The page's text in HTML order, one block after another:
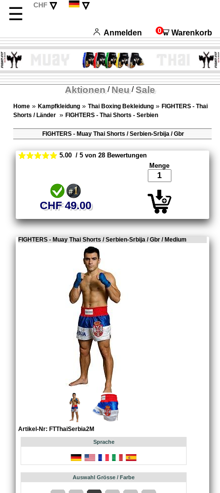
☰ CHF ▿ ▿
Italiano
Español
Anmelden 0 Warenkorb
Aktionen/ Neu/Sale
Home »Kampfkleidung »Thai Boxing Bekleidung »FIGHTERS - Thai
Shorts / Länder »FIGHTERS - Thai Shorts - Serbien
FIGHTERS - Muay Thai Shorts / Serbien-Srbija / Gbr
5.00 / 5 von 28 Bewertungen
CHF 49.00
Menge
FIGHTERS - Muay Thai Shorts / Serbien-Srbija / Gbr / Medium
Artikel-Nr: FTThaiSerbia2M
Sprache
Auswahl Grösse / Farbe